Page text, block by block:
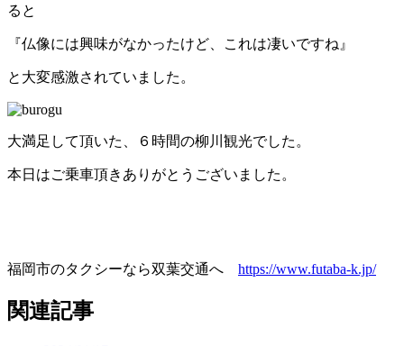
ると
『仏像には興味がなかったけど、これは凄いですね』
と大変感激されていました。
大満足して頂いた、６時間の柳川観光でした。
本日はご乗車頂きありがとうございました。
福岡市のタクシーなら双葉交通へ https://www.futaba-k.jp/
関連記事